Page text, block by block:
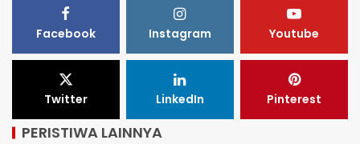
Facebook Instagram Youtube
Twitter LinkedIn Pinterest
PERISTIWA LAINNYA